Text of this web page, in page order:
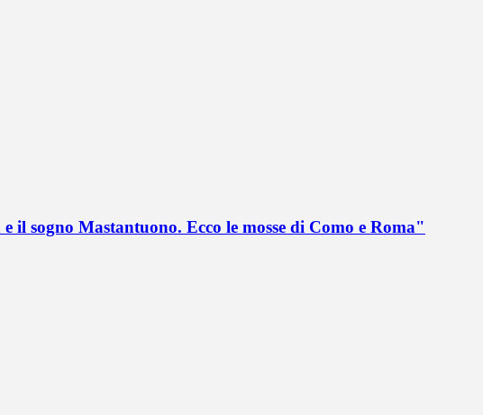
sogno Mastantuono. Ecco le mosse di Como e Roma"